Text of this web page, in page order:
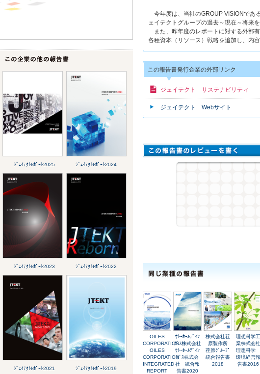
ｼﾞｪｲﾃｸﾄﾚﾎﾟｰﾄ2025 ｼﾞｪｲﾃｸﾄﾚﾎﾟｰﾄ2024
ｼﾞｪｲﾃｸﾄﾚﾎﾟｰﾄ2023 ｼﾞｪｲﾃｸﾄﾚﾎﾟｰﾄ2022
ｼﾞｪｲﾃｸﾄﾚﾎﾟｰﾄ2021 ｼﾞｪｲﾃｸﾄﾚﾎﾟｰﾄ2019
今年度は、当社のGROUP VISIONであ
ェイテクトグループの過去～現在～将来
また、昨年度のレポートに対する外部
各種資本（リソース）戦略を追加し、内
この報告書発行企業の外部リンク
ジェイテクト サステナビリティ
ジェイテクト Webサイト
OILES
CORPORATION
OILES
CORPORATION
INTEGRATED
REPORT
ｻﾄｰﾎｰﾙﾃﾞｨﾝ
ｸﾞｽ株式会社
ｻﾄｰﾎｰﾙﾃﾞｨﾝ
ｸﾞｽ株式会
社 統合報
告書2020
株式会社荏
原製作所
荏原ｸﾞﾙｰﾌﾟ
統合報告書
2018
理想科学工
業株式会社
理想科学
環境経営報
告書2016